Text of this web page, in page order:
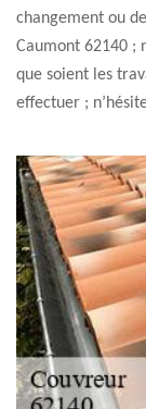
changement ou
Caumont 62140 ;
que soient les
effectuer ;